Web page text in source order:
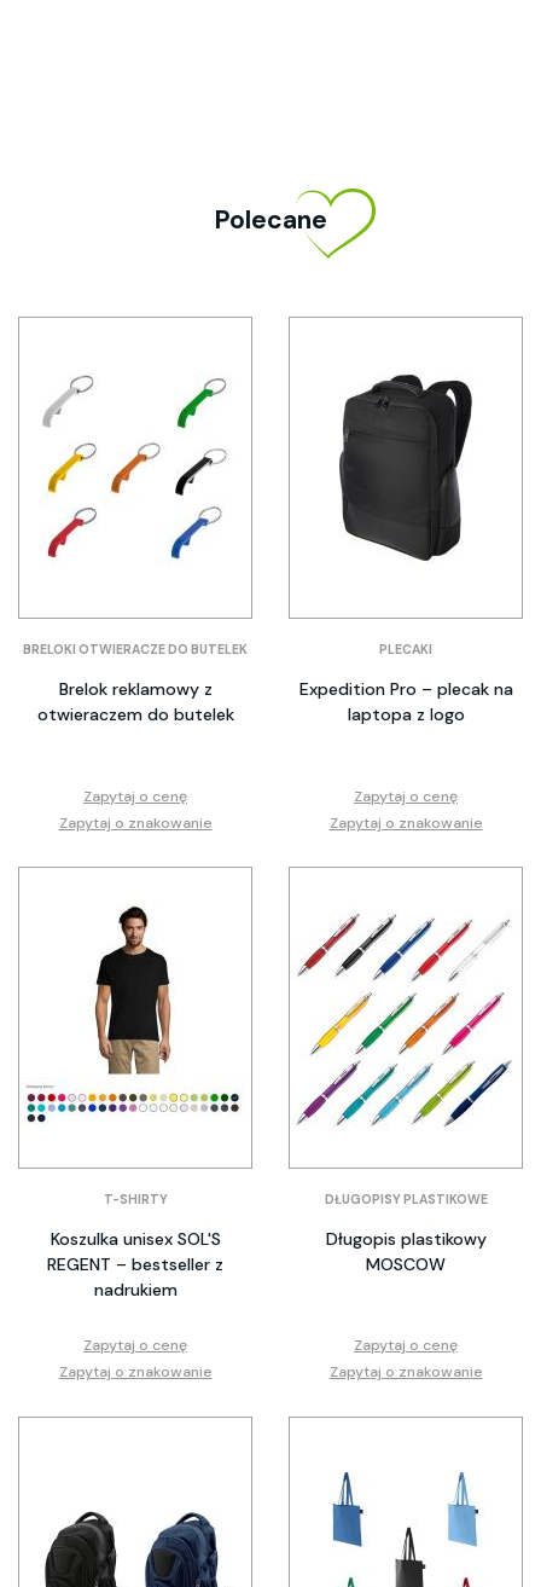
Polecane
BRELOKI OTWIERACZE DO BUTELEK
Brelok reklamowy z
otwieraczem do butelek
Zapytaj o cenę
Zapytaj o znakowanie
PLECAKI
Expedition Pro – plecak na
laptopa z logo
Zapytaj o cenę
Zapytaj o znakowanie
T-SHIRTY
Koszulka unisex SOL'S
REGENT – bestseller z
nadrukiem
Zapytaj o cenę
Zapytaj o znakowanie
DŁUGOPISY PLASTIKOWE
Długopis plastikowy
MOSCOW
Zapytaj o cenę
Zapytaj o znakowanie